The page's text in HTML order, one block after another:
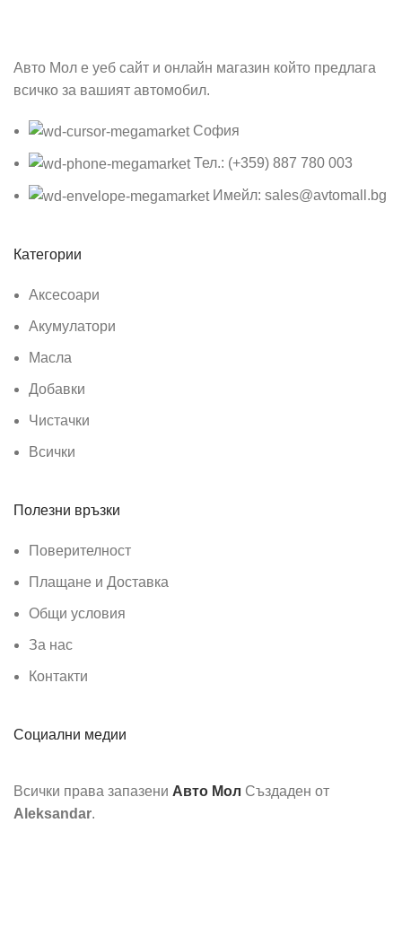
Авто Мол е уеб сайт и онлайн магазин който предлага
всичко за вашият автомобил.
София
Тел.: (+359) 887 780 003
Имейл: sales@avtomall.bg
Категории
Аксесоари
Акумулатори
Масла
Добавки
Чистачки
Всички
Полезни връзки
Поверителност
Плащане и Доставка
Общи условия
За нас
Контакти
Социални медии
Всички права запазени Авто Мол Създаден от
Aleksandar.